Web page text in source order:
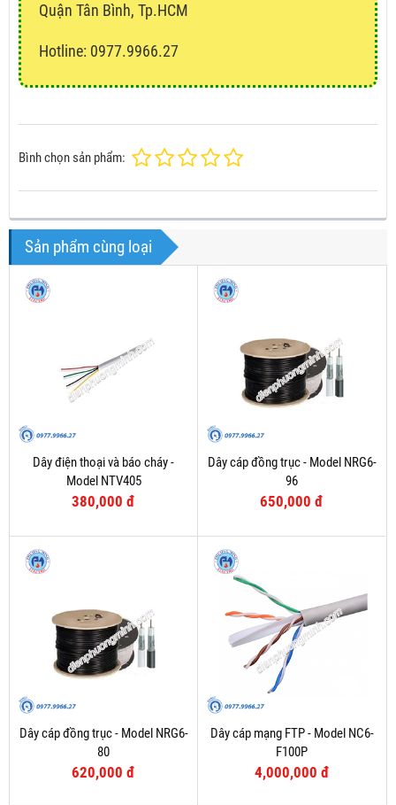
Quận Tân Bình, Tp.HCM
Hotline: 0977.9966.27
Bình chọn sản phẩm:
Sản phẩm cùng loại
Dây điện thoại và báo cháy -
Model NTV405
380,000 đ
Dây cáp đồng trục - Model NRG6-
96
650,000 đ
Dây cáp đồng trục - Model NRG6-
80
620,000 đ
Dây cáp mạng FTP - Model NC6-
F100P
4,000,000 đ